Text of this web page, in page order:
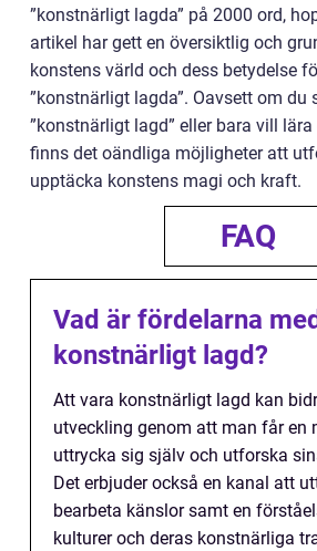
”konstnärligt lagda” på 2000 ord,
artikel har gett en översiktlig och
konstens värld och dess betydelse
”konstnärligt lagda”. Oavsett om du
”konstnärligt lagd” eller bara vill
finns det oändliga möjligheter att
upptäcka konstens magi och kraft.
FAQ
Vad är fördelarna
konstnärligt lagd?
Att vara konstnärligt lagd kan
utveckling genom att man får en
uttrycka sig själv och utforska
Det erbjuder också en kanal att
bearbeta känslor samt en
kulturer och deras konstnärliga